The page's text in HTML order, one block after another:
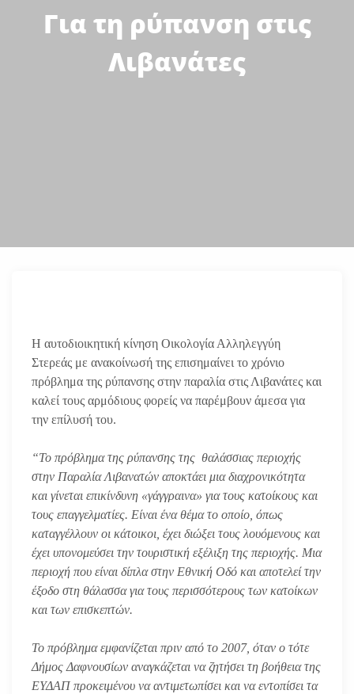
Για τη ρύπανση στις
Λιβανάτες
Η αυτοδιοικητική κίνηση Οικολογία Αλληλεγγύη
Στερεάς με ανακοίνωσή της επισημαίνει το χρόνιο
πρόβλημα της ρύπανσης στην παραλία στις Λιβανάτες και
καλεί τους αρμόδιους φορείς να παρέμβουν άμεσα για
την επίλυσή του.
“Το πρόβλημα της ρύπανσης της θαλάσσιας περιοχής
στην Παραλία Λιβανατών αποκτάει μια διαχρονικότητα
και γίνεται επικίνδυνη «γάγγραινα» για τους κατοίκους και
τους επαγγελματίες. Είναι ένα θέμα το οποίο, όπως
καταγγέλλουν οι κάτοικοι, έχει διώξει τους λουόμενους και
έχει υπονομεύσει την τουριστική εξέλιξη της περιοχής. Μια
περιοχή που είναι δίπλα στην Εθνική Οδό και αποτελεί την
έξοδο στη θάλασσα για τους περισσότερους των κατοίκων
και των επισκεπτών.
Το πρόβλημα εμφανίζεται πριν από το 2007, όταν ο τότε
Δήμος Δαφνουσίων αναγκάζεται να ζητήσει τη βοήθεια της
ΕΥΔΑΠ προκειμένου να αντιμετωπίσει και να εντοπίσει τα